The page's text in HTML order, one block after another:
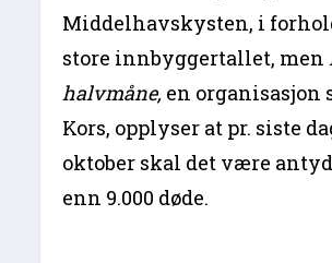
Middelhavskysten, i
store innbyggertallet, men
halvmåne, en organisasjon
Kors, opplyser at pr. siste
oktober skal det være
enn 9.000 døde.